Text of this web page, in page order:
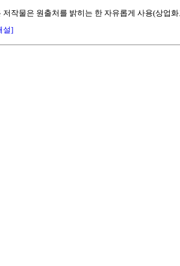
저작물은 원출처를 밝히는 한 자유롭게 사용(상업
설]